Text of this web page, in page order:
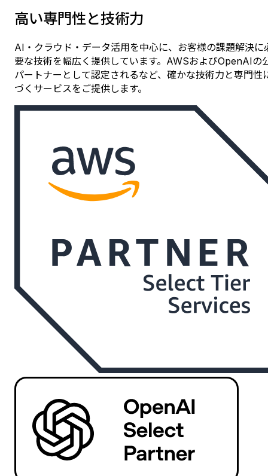
高い専門性と技術力
AI・クラウド・データ活用を中心に、お客様の課題解決に
要な技術を幅広く提供しています。AWSおよびOpenAIの
パートナーとして認定されるなど、確かな技術力と専門性
づくサービスをご提供します。